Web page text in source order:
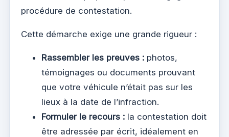
procédure de contestation.
Cette démarche exige une grande rigueur :
Rassembler les preuves : photos,
témoignages ou documents prouvant
que votre véhicule n’était pas sur les
lieux à la date de l’infraction.
Formuler le recours : la contestation doit
être adressée par écrit, idéalement en